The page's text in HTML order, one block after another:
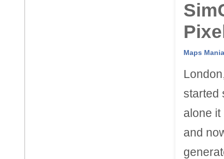
Maps Mania
started
alone
and